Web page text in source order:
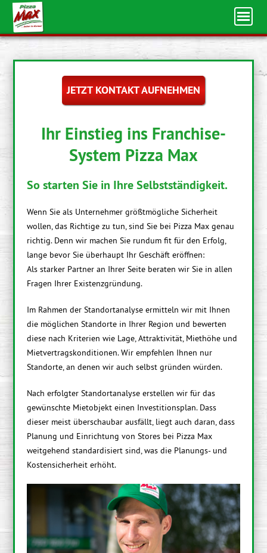
JETZT KONTAKT AUFNEHMEN
Ihr Einstieg ins Franchise-
System Pizza Max
So starten Sie in Ihre Selbstständigkeit.
Wenn Sie als Unternehmer größtmögliche Sicherheit
wollen, das Richtige zu tun, sind Sie bei Pizza Max genau
richtig. Denn wir machen Sie rundum fit für den Erfolg,
lange bevor Sie überhaupt Ihr Geschäft eröffnen:
Als starker Partner an Ihrer Seite beraten wir Sie in allen
Fragen Ihrer Existenzgründung.
Im Rahmen der Standortanalyse ermitteln wir mit Ihnen
die möglichen Standorte in Ihrer Region und bewerten
diese nach Kriterien wie Lage, Attraktivität, Miethöhe und
Mietvertragskonditionen. Wir empfehlen Ihnen nur
Standorte, an denen wir auch selbst gründen würden.
Nach erfolgter Standortanalyse erstellen wir für das
gewünschte Mietobjekt einen Investitionsplan. Dass
dieser meist überschaubar ausfällt, liegt auch daran, dass
Planung und Einrichtung von Stores bei Pizza Max
weitgehend standardisiert sind, was die Planungs- und
Kostensicherheit erhöht.